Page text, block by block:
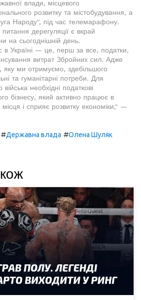
влади, місцевого
розвитку та містобудування, а
Народу", під час телемарафону.
дерегуляції є вкрай
на сьогоднішній день.
в Україні — це, перш за все, податки,
витрат Збройних сил. Адже
яку ми отримуємо, здебільшого
та гуманітарні потреби. Для
війська необхідні податкові
бізнесу, який активно працює в
місця і сприяє розвитку економіки," —
#Державна влада #Олена Шуляк